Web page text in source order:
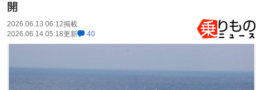
開
2026.06.13 06:12掲載
2026.06.14 05:18更新 40